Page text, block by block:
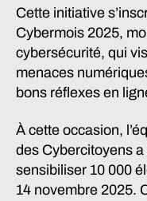
Cette initiative
Cybermois 2025,
cybersécurité, qui
menaces
bons réflexes en
À cette occasion,
des Cybercitoyens
sensibiliser 10 000
14 novembre 2025.